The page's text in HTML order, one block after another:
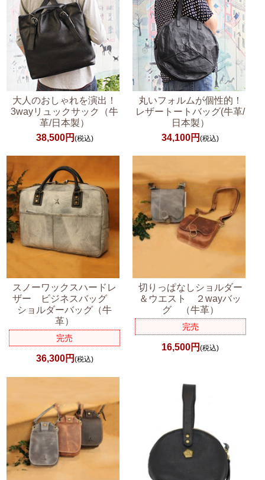
大人のおしゃれを演出！
3wayリュックサック（牛
革/日本製）
38,500円 (税込)
丸いフォルムが個性的！
レザートートバッグ(牛革/
日本製）
34,100円(税込)
スノーワックスハードレ
ザー ビジネスバッグ
ショルダーバッグ（牛
革）
完売
36,300円 (税込)
切りっぱなしショルダー
＆ウエスト ２wayバッ
グ （牛革）
完売
16,500円(税込)